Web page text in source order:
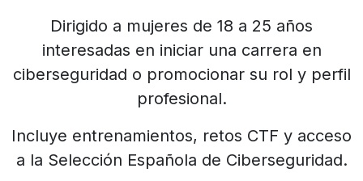
Dirigido a mujeres de 18 a 25 años
interesadas en iniciar una carrera en
ciberseguridad o promocionar su rol y perfil
profesional.
Incluye entrenamientos, retos CTF y acceso
a la Selección Española de Ciberseguridad.